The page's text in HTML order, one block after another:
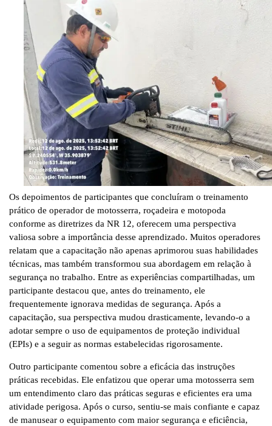
Os depoimentos de participantes que concluíram o treinamento
prático de operador de motosserra, roçadeira e motopoda
conforme as diretrizes da NR 12, oferecem uma perspectiva
valiosa sobre a importância desse aprendizado. Muitos operadores
relatam que a capacitação não apenas aprimorou suas habilidades
técnicas, mas também transformou sua abordagem em relação à
segurança no trabalho. Entre as experiências compartilhadas, um
participante destacou que, antes do treinamento, ele
frequentemente ignorava medidas de segurança. Após a
capacitação, sua perspectiva mudou drasticamente, levando-o a
adotar sempre o uso de equipamentos de proteção individual
(EPIs) e a seguir as normas estabelecidas rigorosamente.
Outro participante comentou sobre a eficácia das instruções
práticas recebidas. Ele enfatizou que operar uma motosserra sem
um entendimento claro das práticas seguras e eficientes era uma
atividade perigosa. Após o curso, sentiu-se mais confiante e capaz
de manusear o equipamento com maior segurança e eficiência,